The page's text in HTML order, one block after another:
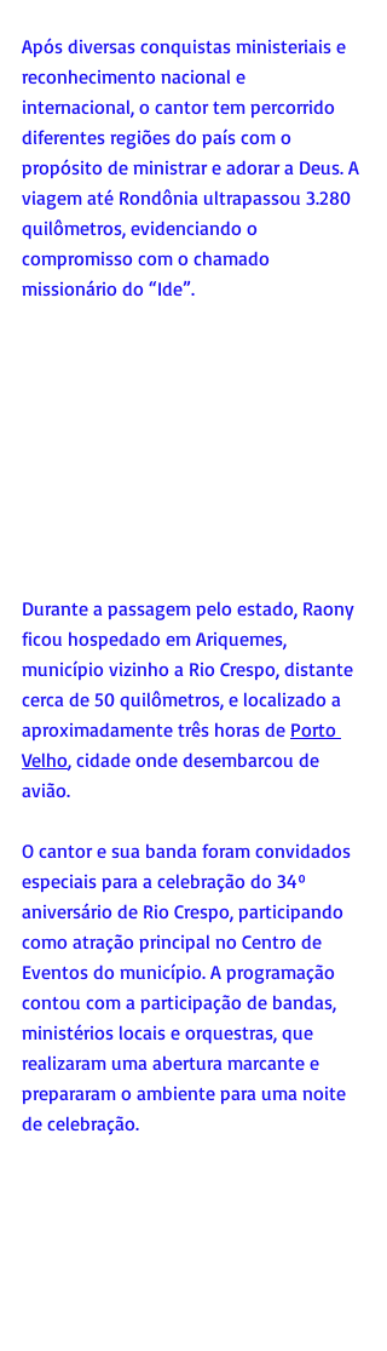
Após diversas conquistas ministeriais e
reconhecimento nacional e
internacional, o cantor tem percorrido
diferentes regiões do país com o
propósito de ministrar e adorar a Deus. A
viagem até Rondônia ultrapassou 3.280
quilômetros, evidenciando o
compromisso com o chamado
missionário do “Ide”.
Durante a passagem pelo estado, Raony
ficou hospedado em Ariquemes,
município vizinho a Rio Crespo, distante
cerca de 50 quilômetros, e localizado a
aproximadamente três horas de Porto
Velho, cidade onde desembarcou de
avião.
O cantor e sua banda foram convidados
especiais para a celebração do 34º
aniversário de Rio Crespo, participando
como atração principal no Centro de
Eventos do município. A programação
contou com a participação de bandas,
ministérios locais e orquestras, que
realizaram uma abertura marcante e
prepararam o ambiente para uma noite
de celebração.